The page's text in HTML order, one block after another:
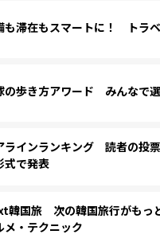
も滞在もスマートに！ トラ
の歩き方アワード みんなで選
ラインランキング 読者の投
式で発表
韓国旅 次の韓国旅行がもっ
メ・テクニック